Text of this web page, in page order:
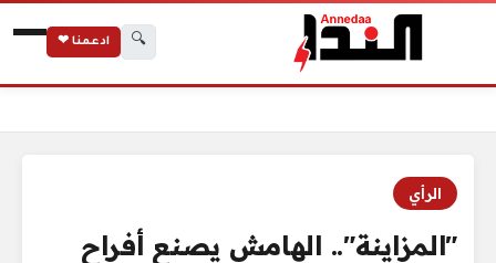
🔍 ادعمنا ❤
الرأي
"المزاينة".. الهامش يصنع أفراح